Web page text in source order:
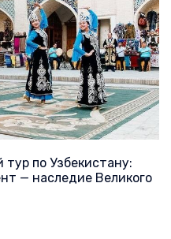
по Узбекистану:
— наследие Великого